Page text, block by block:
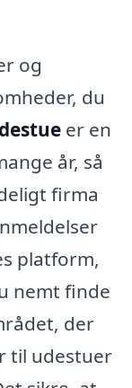
og
du
er en
år, så
firma
platform,
nemt finde
der
til udestuer